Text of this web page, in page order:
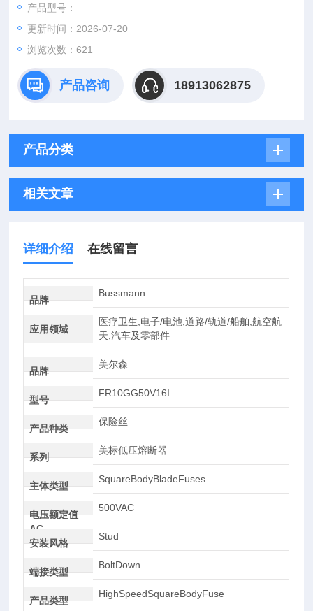
产品型号：
更新时间：2026-07-20
浏览次数：621
产品咨询 18913062875
产品分类
相关文章
详细介绍 在线留言
品牌
Bussmann
应用领域
医疗卫生,电子/电池,道路/轨道/船舶,航空航
天,汽车及零部件
品牌
美尔森
型号
FR10GG50V16I
产品种类
保险丝
系列
美标低压熔断器
主体类型
SquareBodyBladeFuses
电压额定值
AC
500VAC
安装风格
Stud
端接类型
BoltDown
产品类型
HighSpeedSquareBodyFuse